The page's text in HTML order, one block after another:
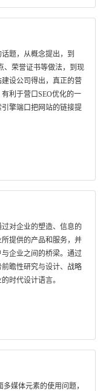
题，从概念提出，到
、荣誉证书等做法，到现
设公司得出，真正的营
利于营口SEO优化的一
擎端口把网站的链接提
对企业的塑造、信息的
提供的产品和服务，并
企业之间的桥梁。通过
瞻性研究与设计、战略
时代设计语言。
媒体元素的使用问题，